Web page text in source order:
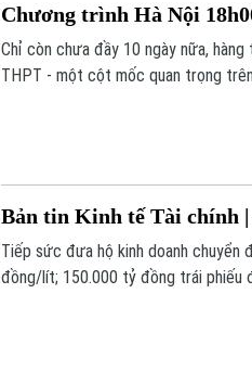
Chương trình Hà Nội
Chỉ còn chưa đầy 10 ngày nữa,
THPT - một cột mốc quan trọng
Bản tin Kinh tế Tài chính |
Tiếp sức đưa hộ kinh doanh chuyển
đồng/lít; 150.000 tỷ đồng trái phiếu